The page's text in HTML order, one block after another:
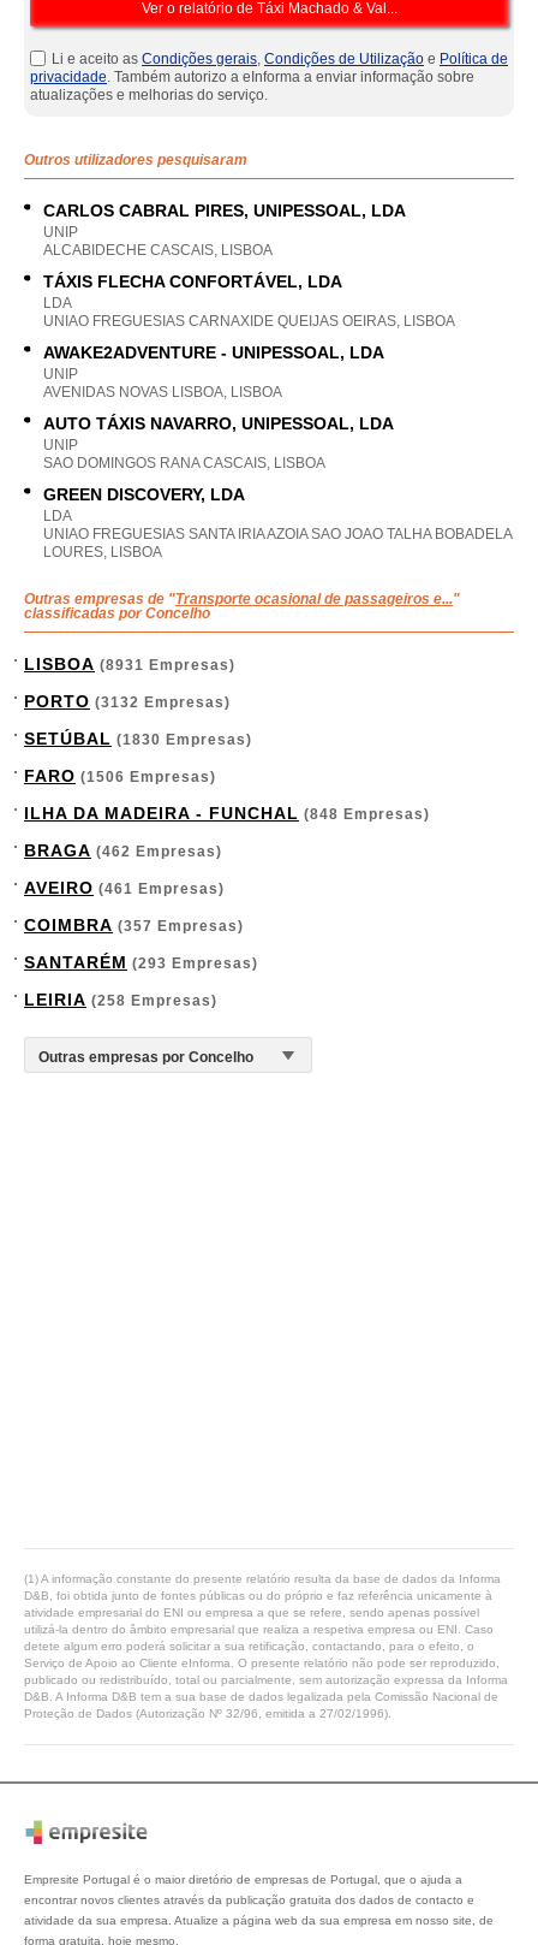
Li e aceito as Condições gerais, Condições de Utilização e Política de
privacidade. Também autorizo a eInforma a enviar informação sobre
atualizações e melhorias do serviço.
Outros utilizadores pesquisaram
CARLOS CABRAL PIRES, UNIPESSOAL, LDA
UNIP
ALCABIDECHE CASCAIS, LISBOA
TÁXIS FLECHA CONFORTÁVEL, LDA
LDA
UNIAO FREGUESIAS CARNAXIDE QUEIJAS OEIRAS, LISBOA
AWAKE2ADVENTURE - UNIPESSOAL, LDA
UNIP
AVENIDAS NOVAS LISBOA, LISBOA
AUTO TÁXIS NAVARRO, UNIPESSOAL, LDA
UNIP
SAO DOMINGOS RANA CASCAIS, LISBOA
GREEN DISCOVERY, LDA
LDA
UNIAO FREGUESIAS SANTA IRIA AZOIA SAO JOAO TALHA BOBADELA
LOURES, LISBOA
Outras empresas de "Transporte ocasional de passageiros e..."
classificadas por Concelho
LISBOA (8931 Empresas)
PORTO (3132 Empresas)
SETÚBAL (1830 Empresas)
FARO (1506 Empresas)
ILHA DA MADEIRA - FUNCHAL (848 Empresas)
BRAGA (462 Empresas)
AVEIRO (461 Empresas)
COIMBRA (357 Empresas)
SANTARÉM (293 Empresas)
LEIRIA (258 Empresas)
(1) A informação constante do presente relatório resulta da base de dados da Informa
D&B, foi obtida junto de fontes públicas ou do próprio e faz referência unicamente à
atividade empresarial do ENI ou empresa a que se refere, sendo apenas possível
utilizá-la dentro do âmbito empresarial que realiza a respetiva empresa ou ENI. Caso
detete algum erro poderá solicitar a sua retificação, contactando, para o efeito, o
Serviço de Apoio ao Cliente eInforma. O presente relatório não pode ser reproduzido,
publicado ou redistribuído, total ou parcialmente, sem autorização expressa da Informa
D&B. A Informa D&B tem a sua base de dados legalizada pela Comissão Nacional de
Proteção de Dados (Autorização Nº 32/96, emitida a 27/02/1996).
Empresite Portugal é o maior diretório de empresas de Portugal, que o ajuda a
encontrar novos clientes através da publicação gratuita dos dados de contacto e
atividade da sua empresa. Atualize a página web da sua empresa em nosso site, de
forma gratuita, hoje mesmo.